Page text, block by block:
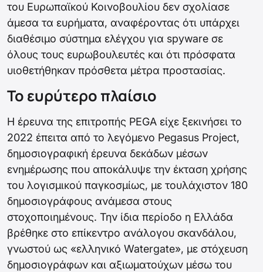
του Ευρωπαϊκού Κοινοβουλίου δεν σχολίασε
άμεσα τα ευρήματα, αναφέροντας ότι υπάρχει
διαθέσιμο σύστημα ελέγχου για spyware σε
όλους τους ευρωβουλευτές και ότι πρόσφατα
υιοθετήθηκαν πρόσθετα μέτρα προστασίας.
Το ευρύτερο πλαίσιο
Η έρευνα της επιτροπής PEGA είχε ξεκινήσει το
2022 έπειτα από το λεγόμενο Pegasus Project,
δημοσιογραφική έρευνα δεκάδων μέσων
ενημέρωσης που αποκάλυψε την έκταση χρήσης
του λογισμικού παγκοσμίως, με τουλάχιστον 180
δημοσιογράφους ανάμεσα στους
στοχοποιημένους. Την ίδια περίοδο η Ελλάδα
βρέθηκε στο επίκεντρο ανάλογου σκανδάλου,
γνωστού ως «ελληνικό Watergate», με στόχευση
δημοσιογράφων και αξιωματούχων μέσω του